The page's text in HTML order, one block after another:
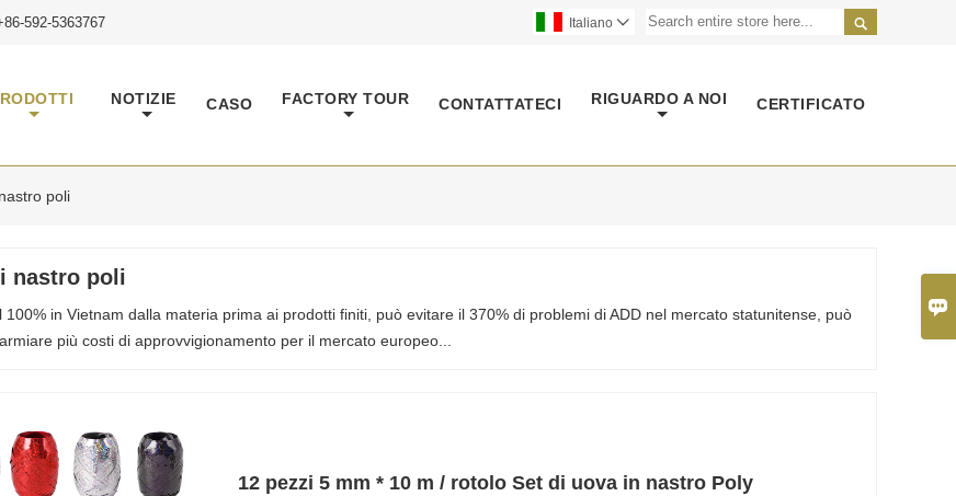

592-5363767 
Italiano 
NOTIZIE CASO FACTORY TOUR CONTATTATECI RIGUARDO A NOI CERTIFICATO
poli
nastro poli
100% in Vietnam dalla materia prima ai prodotti finiti, può evitare il 370% di problemi di ADD nel mercato statunitense, può
più costi di approvvigionamento per il mercato europeo...
12 pezzi 5 mm * 10 m / rotolo Set di uova in nastro Poly